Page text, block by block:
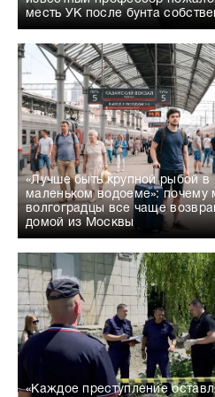
месть УК после бунта
«Лучше быть крупной рыбой в
маленьком водоеме»: почему
волгоградцы все чаще
домой из Москвы
«Каждое преступление